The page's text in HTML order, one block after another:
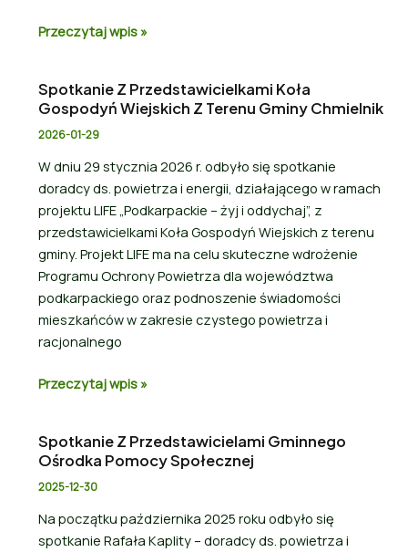
Przeczytaj wpis »
Spotkanie Z Przedstawicielkami Koła
Gospodyń Wiejskich Z Terenu Gminy Chmielnik
2026-01-29
W dniu 29 stycznia 2026 r. odbyło się spotkanie
doradcy ds. powietrza i energii, działającego w ramach
projektu LIFE „Podkarpackie – żyj i oddychaj”, z
przedstawicielkami Koła Gospodyń Wiejskich z terenu
gminy. Projekt LIFE ma na celu skuteczne wdrożenie
Programu Ochrony Powietrza dla województwa
podkarpackiego oraz podnoszenie świadomości
mieszkańców w zakresie czystego powietrza i
racjonalnego
Przeczytaj wpis »
Spotkanie Z Przedstawicielami Gminnego
Ośrodka Pomocy Społecznej
2025-12-30
Na początku października 2025 roku odbyło się
spotkanie Rafała Kaplity – doradcy ds. powietrza i